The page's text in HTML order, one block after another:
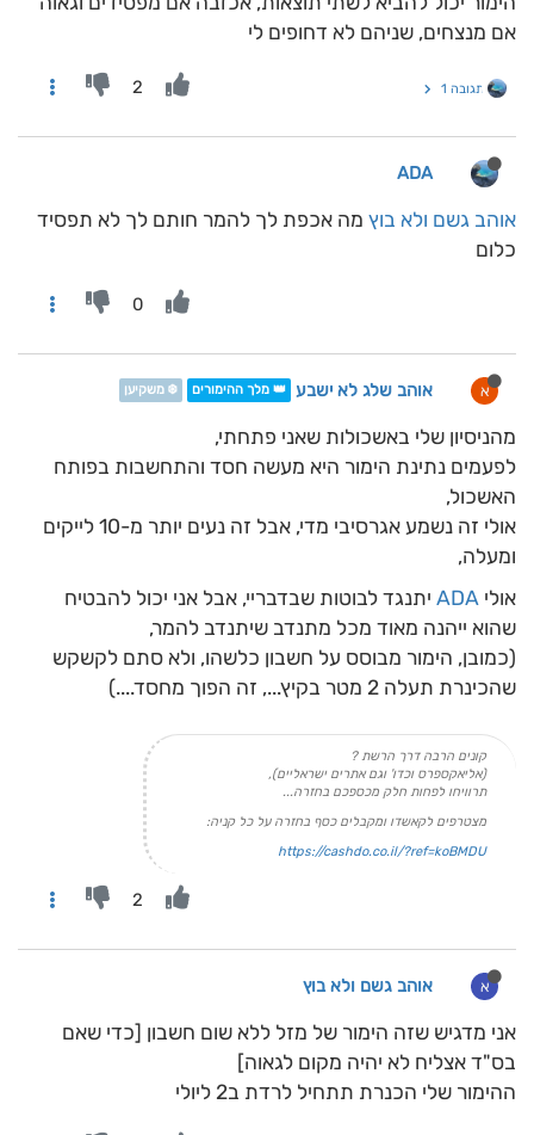
אם מנצחים, שניהם לא דחופים לי
תגובה 1 2
ADA
אוהב גשם ולא בוץ מה אכפת לך להמר חותם לך לא תפסיד
כלום
0
א אוהב שלג לא ישבע 👑 מלך ההימורים ❄️ משקיען
מהניסיון שלי באשכולות שאני פתחתי,
לפעמים נתינת הימור היא מעשה חסד והתחשבות בפותח
האשכול,
אולי זה נשמע אגרסיבי מדי, אבל זה נעים יותר מ-10 לייקים
ומעלה,
אולי ADA יתנגד לבוטות שבדבריי, אבל אני יכול להבטיח
שהוא ייהנה מאוד מכל מתנדב שיתנדב להמר,
(כמובן, הימור מבוסס על חשבון כלשהו, ולא סתם לקשקש
שהכינרת תעלה 2 מטר בקיץ..., זה הפוך מחסד....)
קונים הרבה דרך הרשת ?
(אליאקספרס וכדו' וגם אתרים ישראליים),
תרוויחו לפחות חלק מכספכם בחזרה...
מצטרפים לקאשדו ומקבלים כסף בחזרה על כל קניה:
https://cashdo.co.il/?ref=koBMDU
2
א אוהב גשם ולא בוץ
אני מדגיש שזה הימור של מזל ללא שום חשבון [כדי שאם
בס"ד אצליח לא יהיה מקום לגאוה]
ההימור שלי הכנרת תתחיל לרדת ב2 ליולי